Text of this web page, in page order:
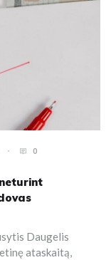
0
Daugelis
ataskaitą,